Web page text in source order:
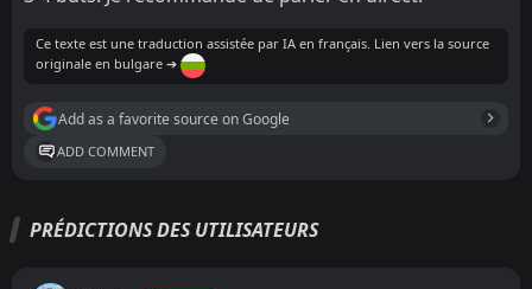
Ce texte est une traduction assistée par IA en français. Lien vers la source
originale en bulgare ➔
Add as a favorite source on Google
ADD COMMENT
PRÉDICTIONS DES UTILISATEURS